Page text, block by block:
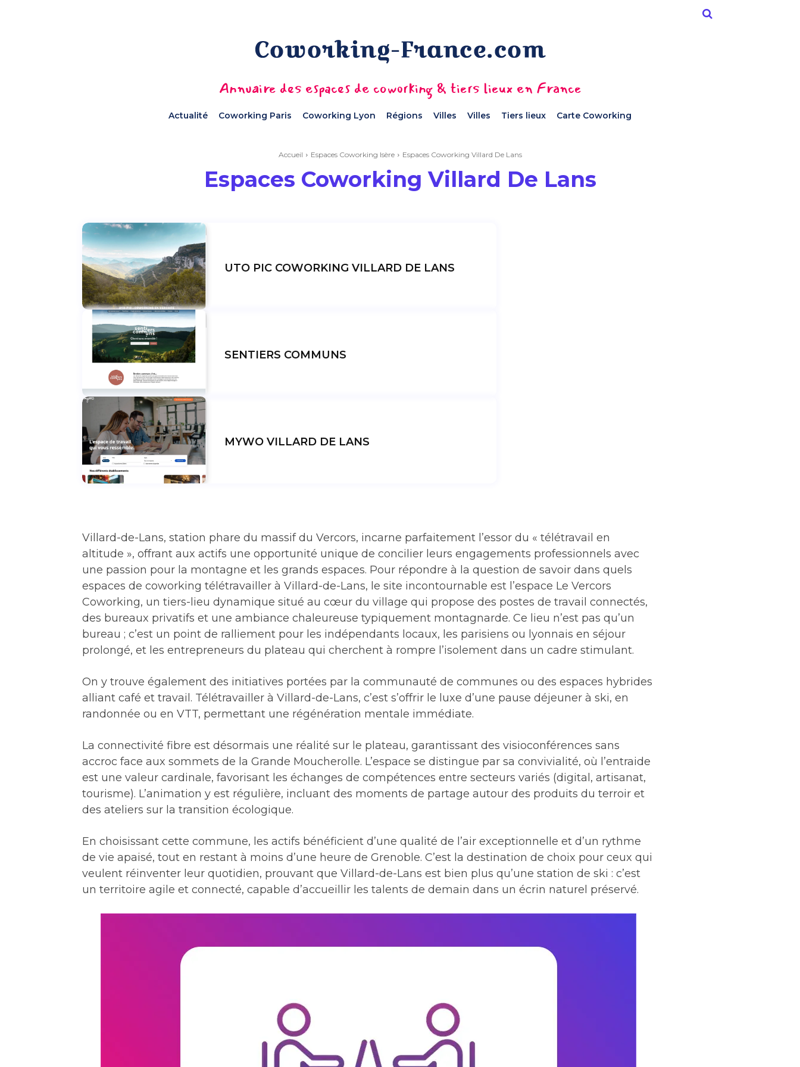
Annuaire des espaces de coworking & tiers lieux en France
Actualité Coworking Paris Coworking Lyon Régions Villes Villes Tiers lieux Carte Coworking
Accueil Espaces Coworking Isère Espaces Coworking Villard De Lans
Espaces Coworking Villard De Lans
UTO PIC COWORKING VILLARD DE LANS
SENTIERS COMMUNS
MYWO VILLARD DE LANS
Villard-de-Lans, station phare du massif du Vercors, incarne parfaitement l’essor du « télétravail en
altitude », offrant aux actifs une opportunité unique de concilier leurs engagements professionnels avec
une passion pour la montagne et les grands espaces. Pour répondre à la question de savoir dans quels
espaces de coworking télétravailler à Villard-de-Lans, le site incontournable est l’espace Le Vercors
Coworking, un tiers-lieu dynamique situé au cœur du village qui propose des postes de travail connectés,
des bureaux privatifs et une ambiance chaleureuse typiquement montagnarde. Ce lieu n’est pas qu’un
bureau ; c’est un point de ralliement pour les indépendants locaux, les parisiens ou lyonnais en séjour
prolongé, et les entrepreneurs du plateau qui cherchent à rompre l’isolement dans un cadre stimulant.
On y trouve également des initiatives portées par la communauté de communes ou des espaces hybrides
alliant café et travail. Télétravailler à Villard-de-Lans, c’est s’offrir le luxe d’une pause déjeuner à ski, en
randonnée ou en VTT, permettant une régénération mentale immédiate.
La connectivité fibre est désormais une réalité sur le plateau, garantissant des visioconférences sans
accroc face aux sommets de la Grande Moucherolle. L’espace se distingue par sa convivialité, où l’entraide
est une valeur cardinale, favorisant les échanges de compétences entre secteurs variés (digital, artisanat,
tourisme). L’animation y est régulière, incluant des moments de partage autour des produits du terroir et
des ateliers sur la transition écologique.
En choisissant cette commune, les actifs bénéficient d’une qualité de l’air exceptionnelle et d’un rythme
de vie apaisé, tout en restant à moins d’une heure de Grenoble. C’est la destination de choix pour ceux qui
veulent réinventer leur quotidien, prouvant que Villard-de-Lans est bien plus qu’une station de ski : c’est
un territoire agile et connecté, capable d’accueillir les talents de demain dans un écrin naturel préservé.